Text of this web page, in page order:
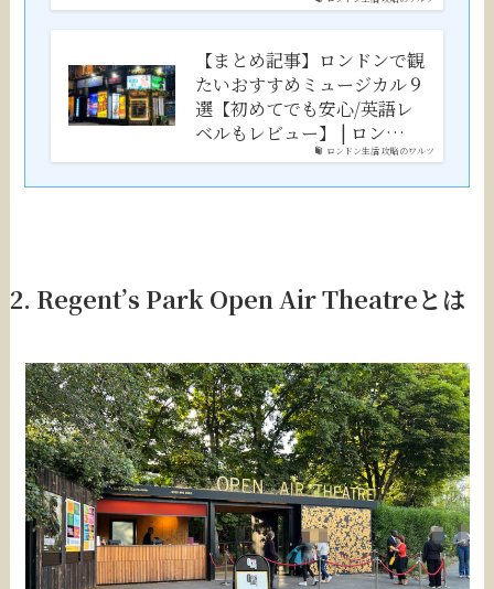
ロンドン生活 攻略のワルツ
【まとめ記事】ロンドンで観
たいおすすめミュージカル９
選【初めてでも安心/英語レ
ベルもレビュー】 | ロン…
2. Regent’s Park Open Air Theatreとは